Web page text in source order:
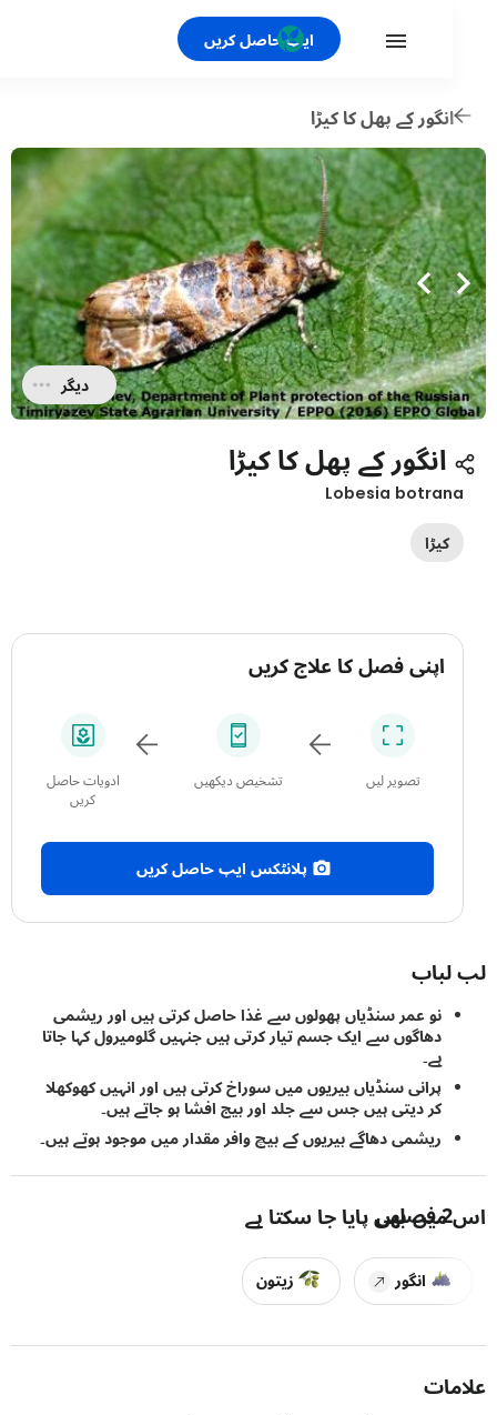
ایپ حاصل کریں
انگور کے پھل کا کیڑا
دیگر
انگور کے پھل کا کیڑا
Lobesia
اپنی فصل کا علاج کریں
تصویر لیں تشخیص دیکھیں
ادویات حاصل
پلانٹکس ایپ حاصل کریں
نو عمر سنڈیاں پھولوں سے غذا حاصل کرتی ہیں اور ریشمی
دھاگوں سے ایک جسم تیار کرتی ہیں جنہیں گلومیرول کہا جاتا
پرانی سنڈیاں بیریوں میں سوراخ کرتی ہیں اور انہیں کھوکھلا
کر دیتی ہیں جس سے جلد اور بیج افشا ہو جاتے ہیں۔
ریشمی دھاگے بیریوں کے بیچ وافر مقدار میں موجود ہوتے ہیں۔
بھی پایا جا سکتا ہے
فصلیں
انگور زیتون